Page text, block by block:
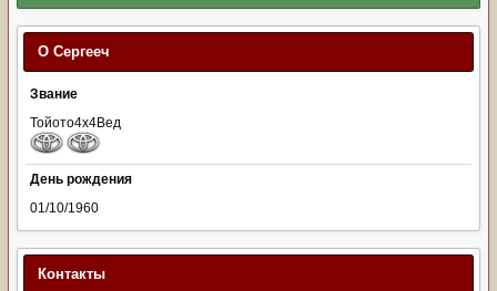
О Сергееч
Звание
Тойото4х4Вед
День рождения
01/10/1960
Контакты